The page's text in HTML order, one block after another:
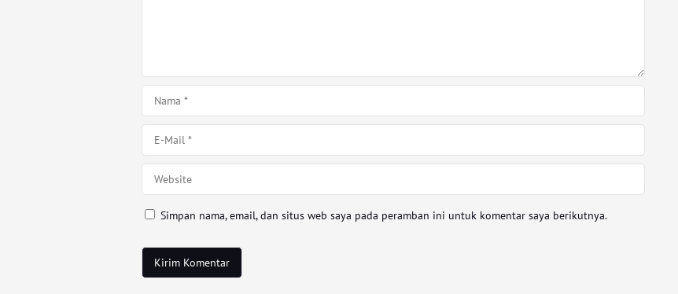
Simpan nama, email, dan situs web saya pada peramban ini untuk komentar saya berikutnya.